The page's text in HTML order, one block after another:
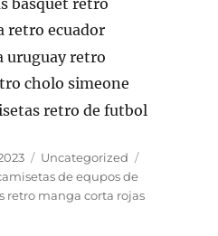
Categorías
Uncategorized
de equpos de
retro manga corta rojas